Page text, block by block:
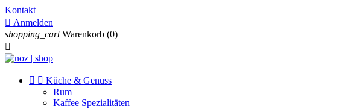
Kontakt
 Anmelden
shopping_cart Warenkorb (0)

  Küche & Genuss
Rum
Kaffee Spezialitäten